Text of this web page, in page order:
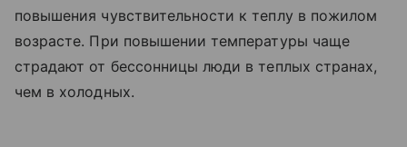
повышения чувствительности к теплу в пожилом
возрасте. При повышении температуры чаще
страдают от бессонницы люди в теплых странах,
чем в холодных.